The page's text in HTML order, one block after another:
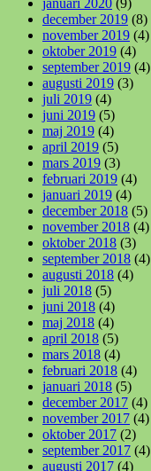
december 2019 (8)
november 2019 (4)
oktober 2019 (4)
september 2019 (4)
augusti 2019 (3)
juli 2019 (4)
juni 2019 (5)
maj 2019 (4)
april 2019 (5)
mars 2019 (3)
februari 2019 (4)
januari 2019 (4)
december 2018 (5)
november 2018 (4)
oktober 2018 (3)
september 2018 (4)
augusti 2018 (4)
juli 2018 (5)
juni 2018 (4)
maj 2018 (4)
april 2018 (5)
mars 2018 (4)
februari 2018 (4)
januari 2018 (5)
december 2017 (4)
november 2017 (4)
oktober 2017 (2)
september 2017 (4)
augusti 2017 (4)